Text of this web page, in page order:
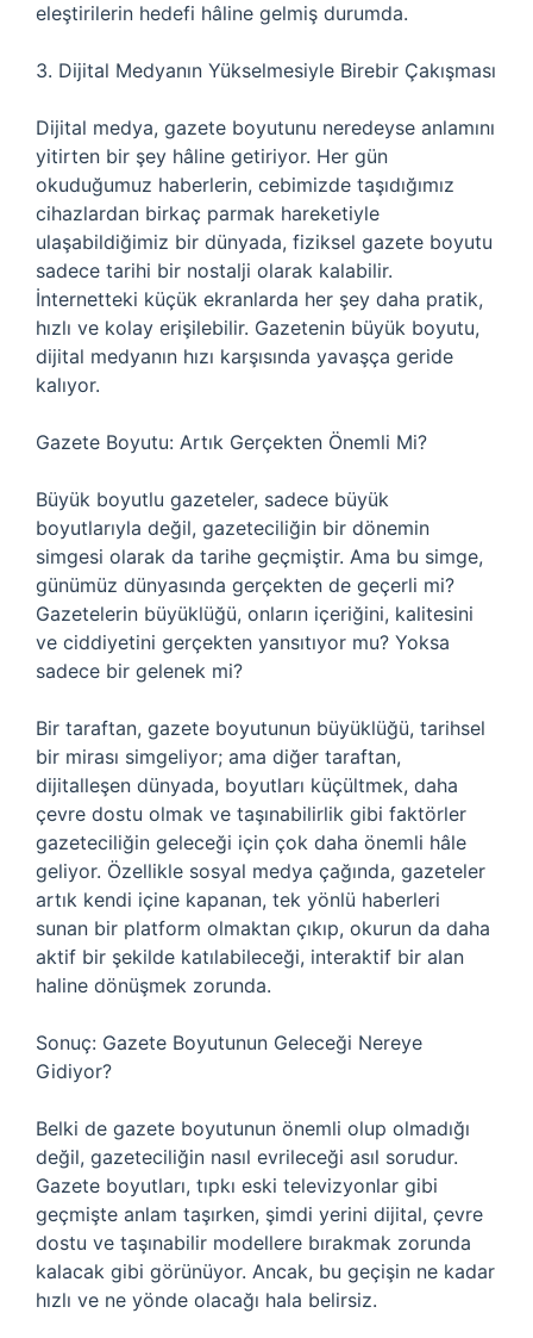
eleştirilerin hedefi hâline gelmiş durumda.
3. Dijital Medyanın Yükselmesiyle Birebir Çakışması
Dijital medya, gazete boyutunu neredeyse anlamını
yitirten bir şey hâline getiriyor. Her gün
okuduğumuz haberlerin, cebimizde taşıdığımız
cihazlardan birkaç parmak hareketiyle
ulaşabildiğimiz bir dünyada, fiziksel gazete boyutu
sadece tarihi bir nostalji olarak kalabilir.
İnternetteki küçük ekranlarda her şey daha pratik,
hızlı ve kolay erişilebilir. Gazetenin büyük boyutu,
dijital medyanın hızı karşısında yavaşça geride
kalıyor.
Gazete Boyutu: Artık Gerçekten Önemli Mi?
Büyük boyutlu gazeteler, sadece büyük
boyutlarıyla değil, gazeteciliğin bir dönemin
simgesi olarak da tarihe geçmiştir. Ama bu simge,
günümüz dünyasında gerçekten de geçerli mi?
Gazetelerin büyüklüğü, onların içeriğini, kalitesini
ve ciddiyetini gerçekten yansıtıyor mu? Yoksa
sadece bir gelenek mi?
Bir taraftan, gazete boyutunun büyüklüğü, tarihsel
bir mirası simgeliyor; ama diğer taraftan,
dijitalleşen dünyada, boyutları küçültmek, daha
çevre dostu olmak ve taşınabilirlik gibi faktörler
gazeteciliğin geleceği için çok daha önemli hâle
geliyor. Özellikle sosyal medya çağında, gazeteler
artık kendi içine kapanan, tek yönlü haberleri
sunan bir platform olmaktan çıkıp, okurun da daha
aktif bir şekilde katılabileceği, interaktif bir alan
haline dönüşmek zorunda.
Sonuç: Gazete Boyutunun Geleceği Nereye
Gidiyor?
Belki de gazete boyutunun önemli olup olmadığı
değil, gazeteciliğin nasıl evrileceği asıl sorudur.
Gazete boyutları, tıpkı eski televizyonlar gibi
geçmişte anlam taşırken, şimdi yerini dijital, çevre
dostu ve taşınabilir modellere bırakmak zorunda
kalacak gibi görünüyor. Ancak, bu geçişin ne kadar
hızlı ve ne yönde olacağı hala belirsiz.